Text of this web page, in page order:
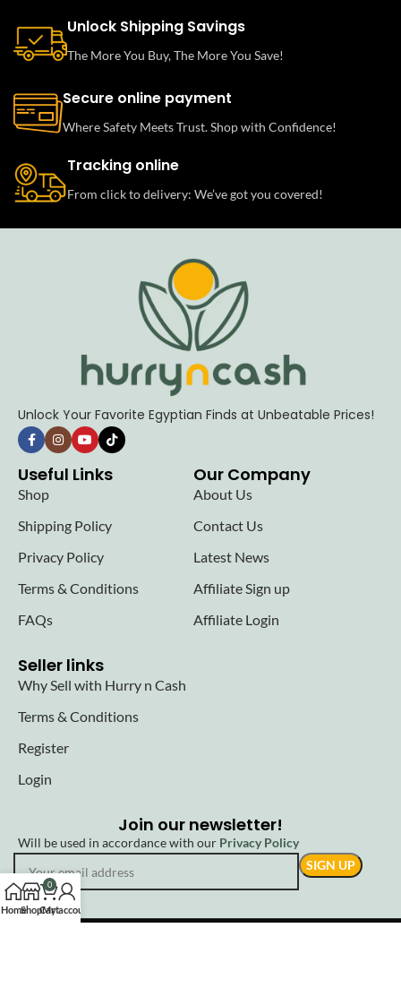
Unlock Shipping Savings
The More You Buy, The More You Save!
Secure online payment
Where Safety Meets Trust. Shop with Confidence!
Tracking online
From click to delivery: We’ve got you covered!
Unlock Your Favorite Egyptian Finds at Unbeatable Prices!
Useful Links
Shop
Shipping Policy
Privacy Policy
Terms & Conditions
FAQs
Our Company
About Us
Contact Us
Latest News
Affiliate Sign up
Affiliate Login
Seller links
Why Sell with Hurry n Cash
Terms & Conditions
Register
Login
Join our newsletter!
Will be used in accordance with our Privacy Policy
HomeShop
0
Cart
My account